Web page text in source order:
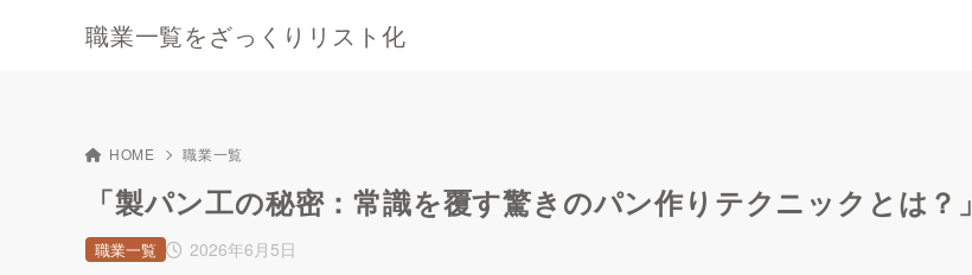
職業一覧をざっくりリスト化
HOME 職業一覧
「製パン工の秘密：常識を覆す驚きのパン作りテクニックとは？」
2026年6月5日
職業一覧